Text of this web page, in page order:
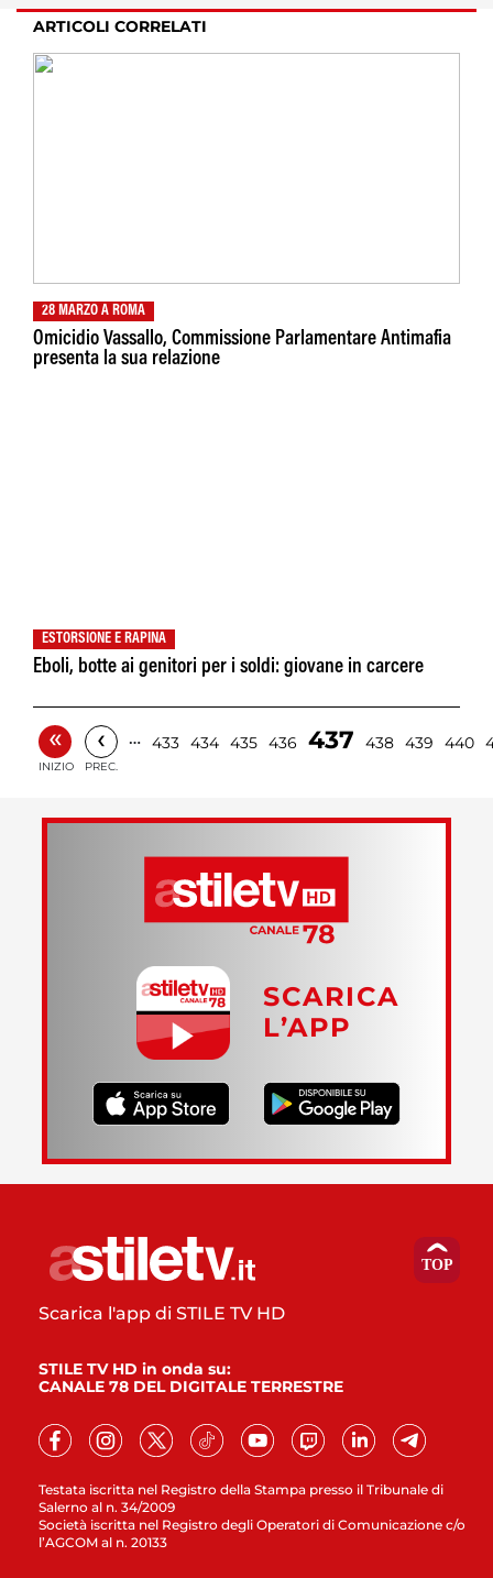
ARTICOLI CORRELATI
28 MARZO A ROMA
Omicidio Vassallo, Commissione Parlamentare Antimafia
presenta la sua relazione
ESTORSIONE E RAPINA
Eboli, botte ai genitori per i soldi: giovane in carcere
«
INIZIO
‹
PREC.
… 433 434 435 436 437 438 439 440
SCARICA
L’APP
Testata iscritta nel Registro della Stampa presso il Tribunale di
Salerno al n. 34/2009
Società iscritta nel Registro degli Operatori di Comunicazione c/o
l’AGCOM al n. 20133
Scarica l'app di STILE TV HD
STILE TV HD in onda su:
CANALE 78 DEL DIGITALE TERRESTRE